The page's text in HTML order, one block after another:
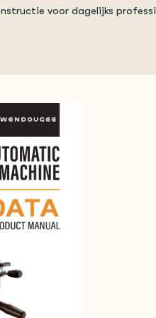
voor dagelijks